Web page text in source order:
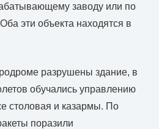
заводу или по
эти объекта находятся в
разрушены здание, в
обучались управлению
столовая и казармы. По
поразили